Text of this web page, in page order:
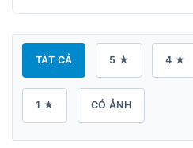
TẤT CẢ 5 ★ 4 ★
1 ★ CÓ ẢNH